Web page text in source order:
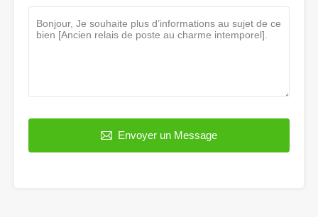
Envoyer un Message